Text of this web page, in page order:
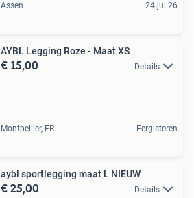
Assen 24 jul 26
AYBL Legging Roze - Maat XS
€ 15,00 Details
Montpellier, FR Eergisteren
aybl sportlegging maat L NIEUW
€ 25,00 Details